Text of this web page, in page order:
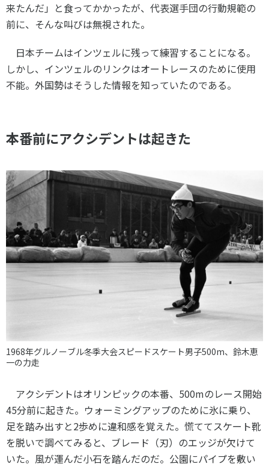
来たんだ」と食ってかかったが、代表選手団の行動規範の
前に、そんな叫びは無視された。
日本チームはインツェルに残って練習することになる。
しかし、インツェルのリンクはオートレースのために使用
不能。外国勢はそうした情報を知っていたのである。
本番前にアクシデントは起きた
1968年グルノーブル冬季大会スピードスケート男子500m、鈴木恵
一の力走
アクシデントはオリンピックの本番、 500mのレース開始
45分前に起きた。ウォーミングアップのために氷に乗り、
足を踏み出すと2歩めに違和感を覚えた。慌ててスケート靴
を脱いで調べてみると、ブレード（刃）のエッジが欠けて
いた。風が運んだ小石を踏んだのだ。公園にパイプを敷い